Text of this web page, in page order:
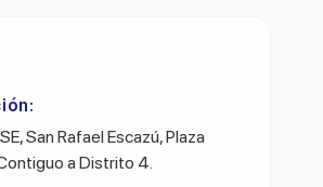
San Rafael Escazú, Plaza
a Distrito 4.